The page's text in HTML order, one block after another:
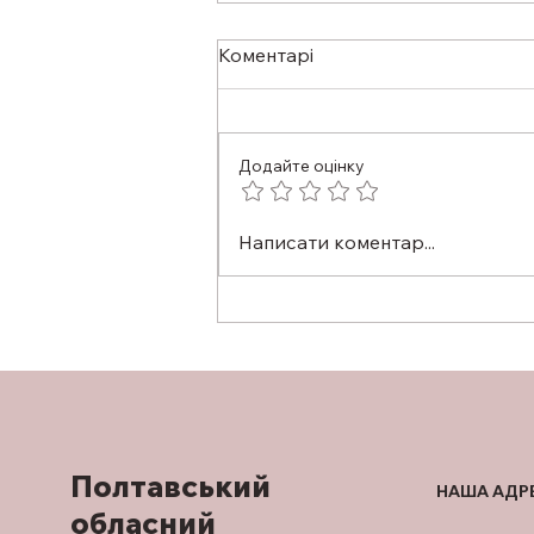
ЗІР ПІД КОНТРОЛЕМ: ЧОМУ
ВАЖЛИВИЙ НАВІТЬ ЗА
Коментарі
Додайте оцінку
Написати коментар...
Полтавський
обласний
НАША